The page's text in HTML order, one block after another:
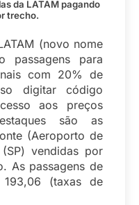
da LATAM pagando
trecho.
(novo nome
passagens para
com 20% de
digitar código
aos preços
são as
(Aeroporto de
vendidas por
As passagens de
(taxas de